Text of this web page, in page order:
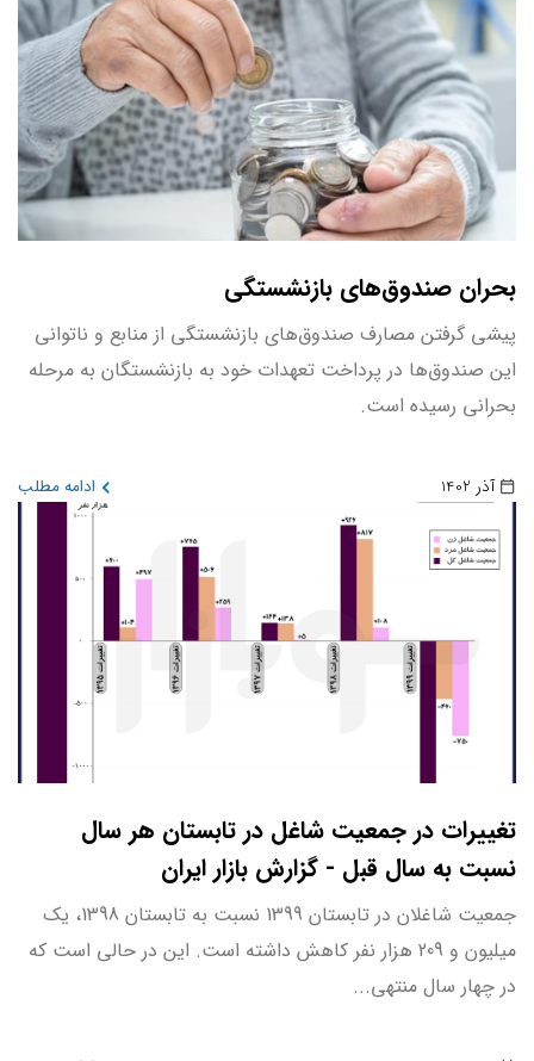
بحران صندوق‌های بازنشستگی
پیشی گرفتن مصارف صندوق‌های بازنشستگی از منابع و ناتوانی
این صندوق‌ها در پرداخت تعهدات خود به بازنشستگان به مرحله
بحرانی رسیده است.
آذر 1402 ادامه مطلب
تغییرات در جمعیت شاغل در تابستان هر سال
نسبت به سال قبل - گزارش بازار ایران
جمعیت شاغلان در تابستان 1399 نسبت به تابستان 1398، یک
میلیون و 209 هزار نفر کاهش داشته است. این در حالی است که
در چهار سال منتهی...